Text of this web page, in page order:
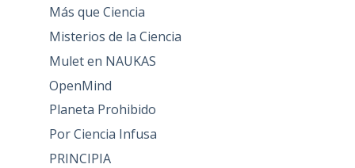
Más que Ciencia
Misterios de la Ciencia
Mulet en NAUKAS
OpenMind
Planeta Prohibido
Por Ciencia Infusa
PRINCIPIA